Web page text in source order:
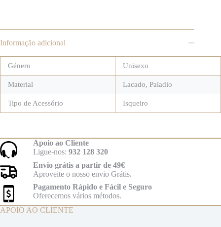
Informação adicional
Género Unisexo
Material Lacado, Paladio
Tipo de Acessório Isqueiro
Apoio ao Cliente
Ligue-nos: 932 128 320
Envio grátis a partir de 49€
Aproveite o nosso envio Grátis.
Pagamento Rápido e Fácil e Seguro
Oferecemos vários métodos.
APOIO AO CLIENTE